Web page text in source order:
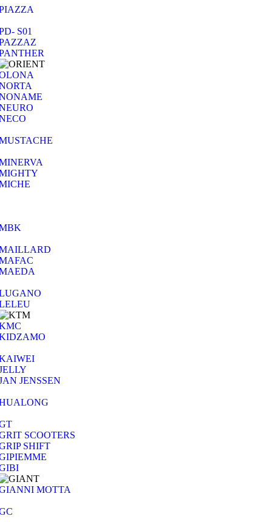
S01
JENSSEN
SCOOTERS
SHIFT
MOTTA